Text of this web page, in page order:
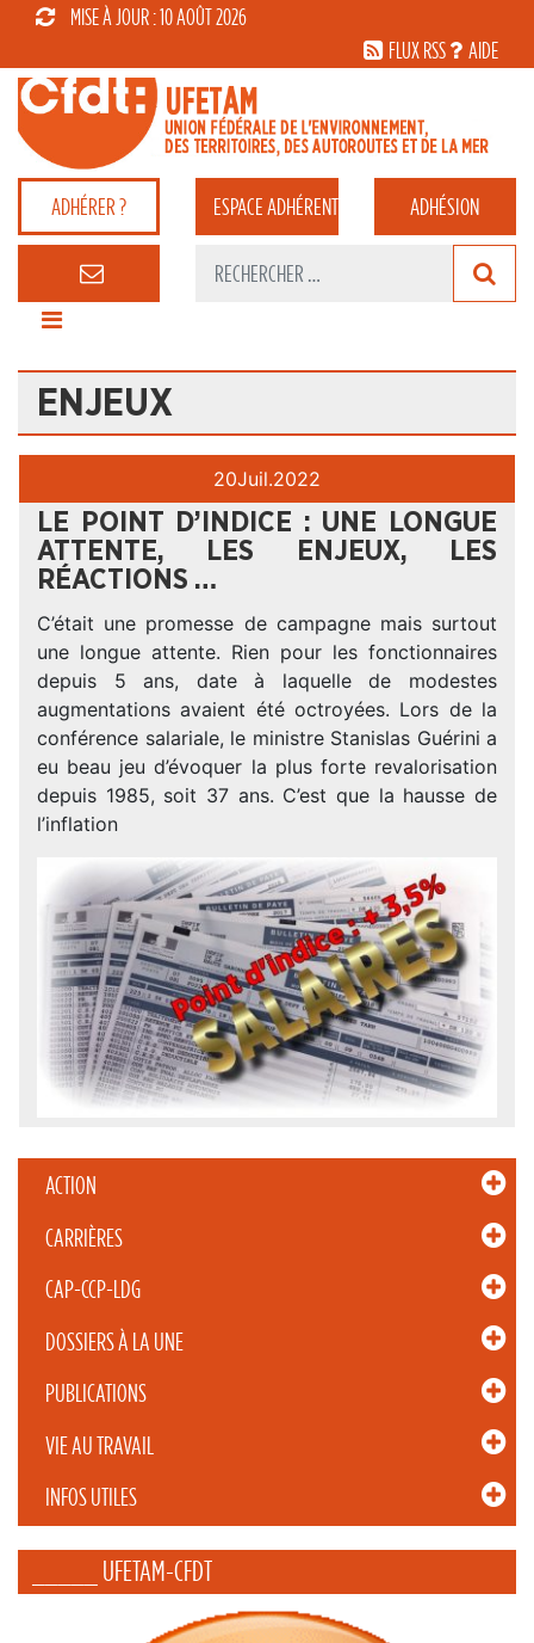
MISE À JOUR : 10 AOÛT 2026
FLUX RSS
AIDE
ADHÉRER ? ESPACEADHÉRENT ADHÉSION
ENJEUX
ACTION
CARRIÈRES
CAP-CCP-LDG
DOSSIERS À LA UNE
PUBLICATIONS
VIE AU TRAVAIL
INFOS UTILES
_____ UFETAM-CFDT
20Juil.2022
LE POINT D’INDICE : UNE LONGUE
ATTENTE, LES ENJEUX, LES
RÉACTIONS …
C’était une promesse de campagne mais surtout
une longue attente. Rien pour les fonctionnaires
depuis 5 ans, date à laquelle de modestes
augmentations avaient été octroyées. Lors de la
conférence salariale, le ministre Stanislas Guérini a
eu beau jeu d’évoquer la plus forte revalorisation
depuis 1985, soit 37 ans. C’est que la hausse de
l’inflation